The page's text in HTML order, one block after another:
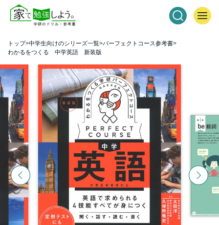
トップ 中学生向けのシリーズ一覧 パーフェクトコース参考書
わかるをつくる 中学英語 新装版